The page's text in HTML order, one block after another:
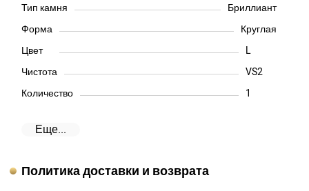
Тип камня
Бриллиант
Форма
Круглая
Цвет
L
Чистота
VS2
Количество
1
Еще...
Политика доставки и возврата